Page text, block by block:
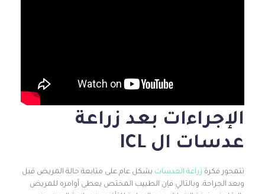
الإجراءات بعد زراعة
عدسات ال ICL
تتمحور فكرة زراعة العدسات بشكل عام على متابعة حالة المريض قبل
وبعد الجراحة، وبالتالي فإن الطبيب المختص يعطى أوامره للمريض